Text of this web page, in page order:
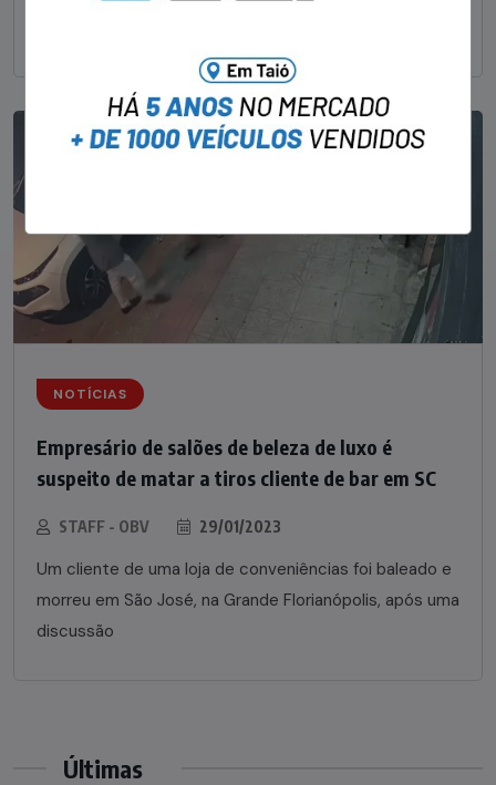
NOTÍCIAS
Empresário de salões de beleza de luxo é
suspeito de matar a tiros cliente de bar em SC
STAFF - OBV 29/01/2023
Um cliente de uma loja de conveniências foi baleado e
morreu em São José, na Grande Florianópolis, após uma
discussão
Últimas